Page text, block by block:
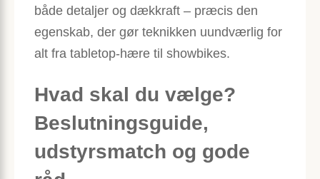
både detaljer og dækkraft – præcis den
egenskab, der gør teknikken uundværlig for
alt fra tabletop-hære til showbikes.
Hvad skal du vælge?
Beslutningsguide,
udstyrsmatch og gode